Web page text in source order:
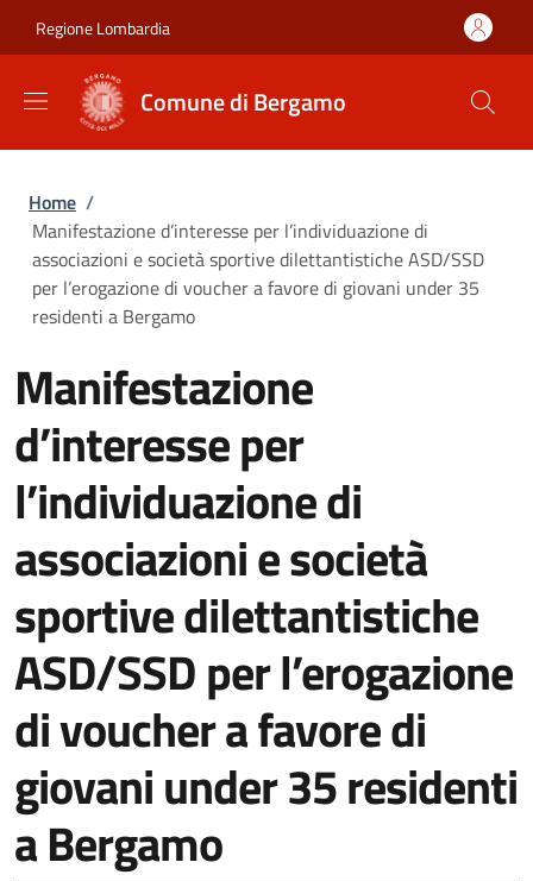
Regione Lombardia
Comune di Bergamo
Briciole di pane
Home /
Manifestazione d’interesse per l’individuazione di
associazioni e società sportive dilettantistiche ASD/SSD
per l’erogazione di voucher a favore di giovani under 35
residenti a Bergamo
Manifestazione
d’interesse per
l’individuazione di
associazioni e società
sportive dilettantistiche
ASD/SSD per l’erogazione
di voucher a favore di
giovani under 35 residenti
a Bergamo